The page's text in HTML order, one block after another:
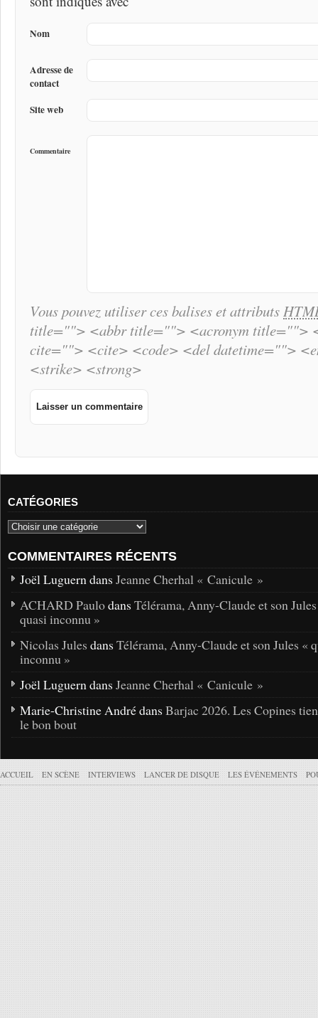
Nom
Adresse de
contact
Site web
Commentaire
Vous pouvez utiliser ces balises et attributs
title=""> <abbr title=""> <acronym title="">
cite=""> <cite> <code> <del datetime="">
<strike> <strong>
CATÉGORIES
COMMENTAIRES RÉCENTS
Joël Luguern dans Jeanne Cherhal « Canicule »
ACHARD Paulodans Télérama, Anny-Claude et son
quasi inconnu »
Nicolas Jules dans Télérama, Anny-Claude et son Jules «
inconnu »
Joël Luguern dans Jeanne Cherhal « Canicule »
Marie-Christine André dans Barjac 2026. Les Copines
le bon bout
ACCUEIL EN SCÈNE INTERVIEWS LANCER DE DISQUE LES ÉVÉNEMENTS